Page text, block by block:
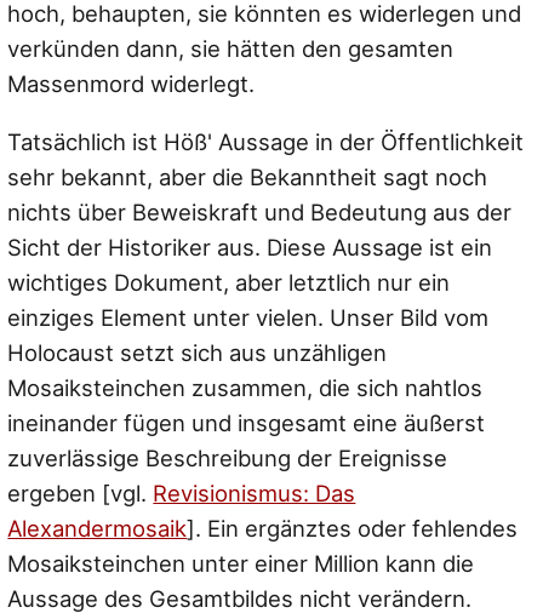
hoch, behaupten, sie könnten es widerlegen und
verkünden dann, sie hätten den gesamten
Massenmord widerlegt.
Tatsächlich ist Höß' Aussage in der Öffentlichkeit
sehr bekannt, aber die Bekanntheit sagt noch
nichts über Beweiskraft und Bedeutung aus der
Sicht der Historiker aus. Diese Aussage ist ein
wichtiges Dokument, aber letztlich nur ein
einziges Element unter vielen. Unser Bild vom
Holocaust setzt sich aus unzähligen
Mosaiksteinchen zusammen, die sich nahtlos
ineinander fügen und insgesamt eine äußerst
zuverlässige Beschreibung der Ereignisse
ergeben [vgl. Revisionismus: Das
Alexandermosaik]. Ein ergänztes oder fehlendes
Mosaiksteinchen unter einer Million kann die
Aussage des Gesamtbildes nicht verändern.